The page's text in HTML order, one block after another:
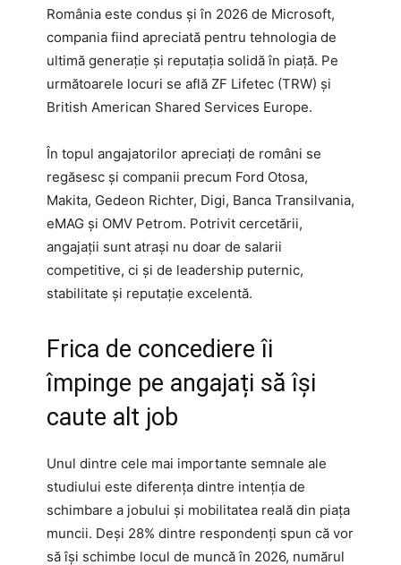
România este condus și în 2026 de Microsoft,
compania fiind apreciată pentru tehnologia de
ultimă generație și reputația solidă în piață. Pe
următoarele locuri se află ZF Lifetec (TRW) și
British American Shared Services Europe.
În topul angajatorilor apreciați de români se
regăsesc și companii precum Ford Otosa,
Makita, Gedeon Richter, Digi, Banca Transilvania,
eMAG și OMV Petrom. Potrivit cercetării,
angajații sunt atrași nu doar de salarii
competitive, ci și de leadership puternic,
stabilitate și reputație excelentă.
Frica de concediere îi
împinge pe angajați să își
caute alt job
Unul dintre cele mai importante semnale ale
studiului este diferența dintre intenția de
schimbare a jobului și mobilitatea reală din piața
muncii. Deși 28% dintre respondenți spun că vor
să își schimbe locul de muncă în 2026, numărul